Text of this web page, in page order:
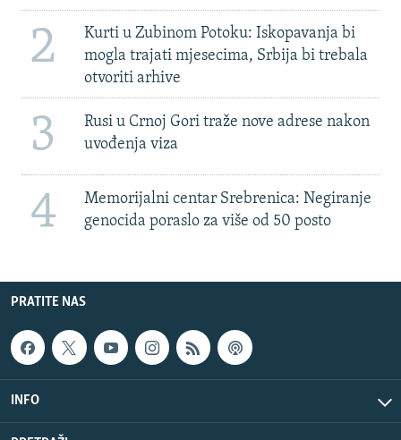
2
Kurti u Zubinom Potoku: Iskopavanja bi
mogla trajati mjesecima, Srbija bi trebala
otvoriti arhive
3
Rusi u Crnoj Gori traže nove adrese nakon
uvođenja viza
4
Memorijalni centar Srebrenica: Negiranje
genocida poraslo za više od 50 posto
PRATITE NAS
INFO